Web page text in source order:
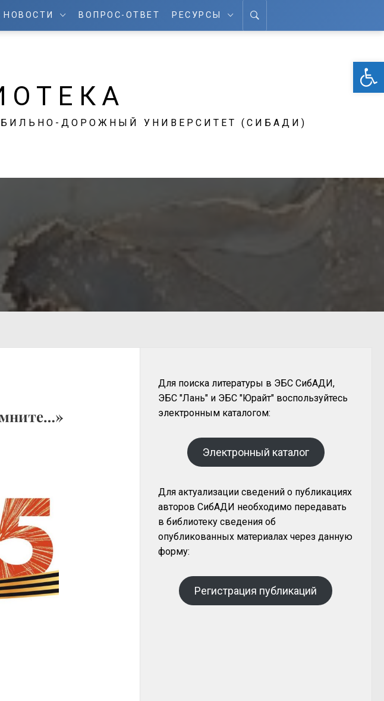
НОВОСТИ ВОПРОС-ОТВЕТ РЕСУРСЫ
ДОРОЖНЫЙ УНИВЕРСИТЕТ (СИБАДИ)
Для поиска литературы в ЭБС СибАДИ,
ЭБС "Лань" и ЭБС "Юрайт" воспользуйтесь
электронным каталогом:
Электронный каталог
Для актуализации сведений о публикациях
авторов СибАДИ необходимо передавать
в библиотеку сведения об
опубликованных материалах через данную
форму:
Регистрация публикаций